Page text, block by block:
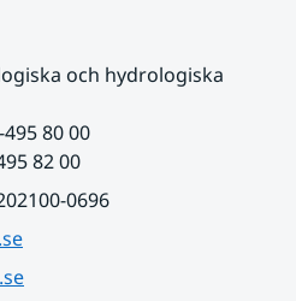
och hydrologiska
80 00
82 00
0696